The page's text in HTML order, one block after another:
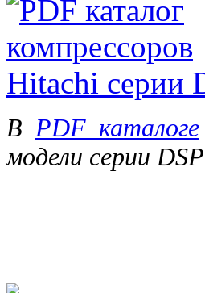
В PDF_каталоге
модели серии DSP